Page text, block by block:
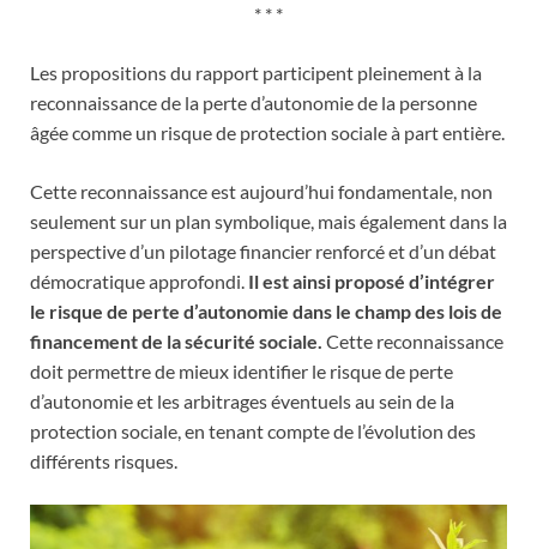
* * *
Les propositions du rapport participent pleinement à la
reconnaissance de la perte d’autonomie de la personne
âgée comme un risque de protection sociale à part entière.
Cette reconnaissance est aujourd’hui fondamentale, non
seulement sur un plan symbolique, mais également dans la
perspective d’un pilotage financier renforcé et d’un débat
démocratique approfondi. Il est ainsi proposé d’intégrer
le risque de perte d’autonomie dans le champ des lois de
financement de la sécurité sociale. Cette reconnaissance
doit permettre de mieux identifier le risque de perte
d’autonomie et les arbitrages éventuels au sein de la
protection sociale, en tenant compte de l’évolution des
différents risques.